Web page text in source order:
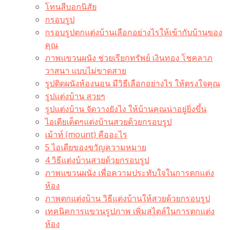
โทนสีบอกนิสัย
กรอบรูป
กรอบรูปตกแต่งบ้านเลือกอย่างไรให้เข้ากับบ้านของ
คุณ
ภาพแขวนผนัง ช่วยเรียกทรัพย์ เงินทอง โชคลาภ
วาสนา แบบไม่ขาดสาย
รูปติดผนังห้องนอน มีวิธีเลือกอย่างไร ให้ตรงใจคุณ
รูปแต่งบ้าน สวยๆ
รูปแต่งบ้าน จัดวางยังไง ให้บ้านคุณน่าอยู่ยิ่งขึ้น
ไอเดียเด็ดๆแต่งบ้านสวยด้วยกรอบรูป
เม้าท์ (mount) คืออะไร​
5 ไอเดียของขวัญความหมาย
4 วิธีแต่งบ้านสวยด้วยกรอบรูป
ภาพแขวนผนัง เพื่อความประทับใจในการตกแต่ง
ห้อง
ภาพตกแต่งบ้าน วิธีแต่งบ้านให้สวยด้วยกรอบรูป
เทคนิคการแขวนรูปภาพ เพิ่มสไตล์ในการตกแต่ง
ห้อง